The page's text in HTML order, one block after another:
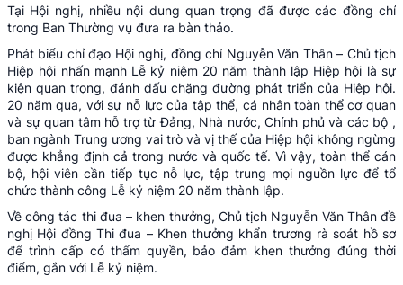
Tại Hội nghị, nhiều nội dung quan trọng đã được các đồng chí
trong Ban Thường vụ đưa ra bàn thảo.
Phát biểu chỉ đạo Hội nghị, đồng chí Nguyễn Văn Thân – Chủ tịch
Hiệp hội nhấn mạnh Lễ kỷ niệm 20 năm thành lập Hiệp hội là sự
kiện quan trọng, đánh dấu chặng đường phát triển của Hiệp hội.
20 năm qua, với sự nỗ lực của tập thể, cá nhân toàn thể cơ quan
và sự quan tâm hỗ trợ từ Đảng, Nhà nước, Chính phủ và các bộ ,
ban ngành Trung ương vai trò và vị thế của Hiệp hội không ngừng
được khẳng định cả trong nước và quốc tế. Vì vậy, toàn thể cán
bộ, hội viên cần tiếp tục nỗ lực, tập trung mọi nguồn lực để tổ
chức thành công Lễ kỷ niệm 20 năm thành lập.
Về công tác thi đua – khen thưởng, Chủ tịch Nguyễn Văn Thân đề
nghị Hội đồng Thi đua – Khen thưởng khẩn trương rà soát hồ sơ
để trình cấp có thẩm quyền, bảo đảm khen thưởng đúng thời
điểm, gắn với Lễ kỷ niệm.